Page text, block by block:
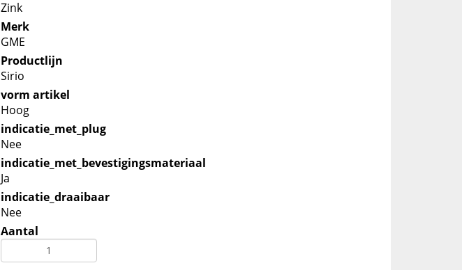
Zink
Merk
GME
Productlijn
Sirio
vorm artikel
Hoog
indicatie_met_plug
Nee
indicatie_met_bevestigingsmateriaal
Ja
indicatie_draaibaar
Nee
Aantal